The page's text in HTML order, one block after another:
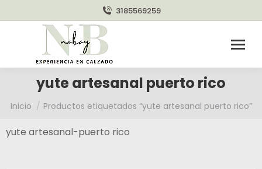
3185569259
yute artesanal puerto rico
Estás aquí:
Inicio Productos etiquetados “yute artesanal puerto rico”
yute artesanal-puerto rico